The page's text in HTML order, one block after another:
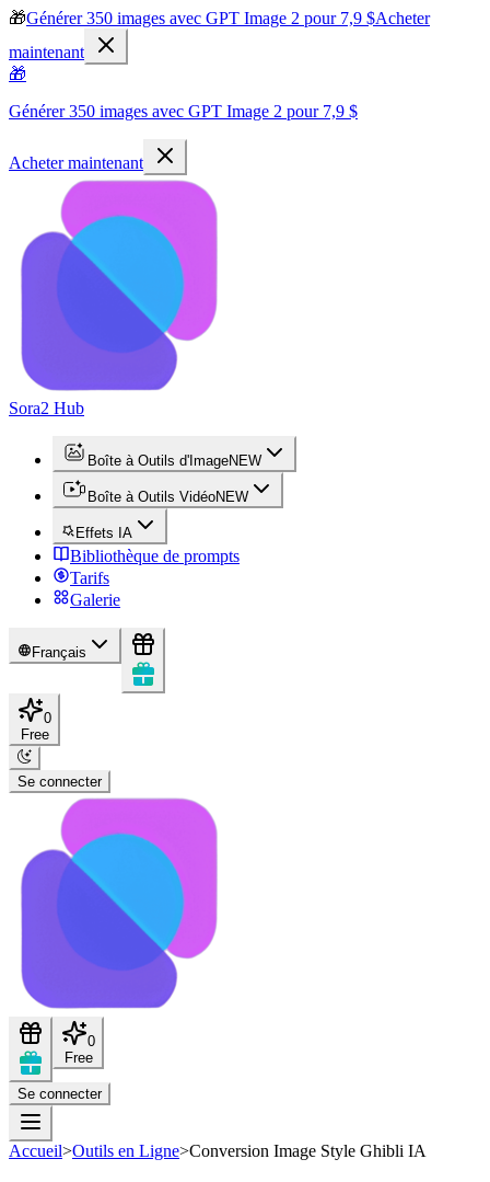
🎁Générer 350 images avec GPT Image 2 pour 7,9 $Acheter
maintenant
🎁
Générer 350 images avec GPT Image 2 pour 7,9 $
Acheter maintenant
Sora2 Hub
Boîte à Outils d'ImageNEW
Boîte à Outils VidéoNEW
Effets IA
Bibliothèque de prompts
Tarifs
Galerie
Français
0
Free
Se connecter
0
Free
Se connecter
Accueil>Outils en Ligne>Conversion Image Style Ghibli IA